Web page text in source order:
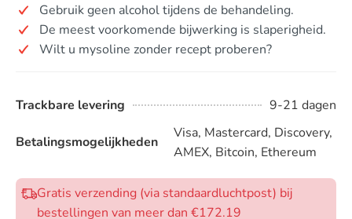
Gebruik geen alcohol tijdens de behandeling.
De meest voorkomende bijwerking is slaperigheid.
Wilt u mysoline zonder recept proberen?
Trackbare levering 9-21 dagen
Betalingsmogelijkheden
Visa, Mastercard, Discovery,
AMEX, Bitcoin, Ethereum
Gratis verzending (via standaardluchtpost) bij
bestellingen van meer dan €172.19